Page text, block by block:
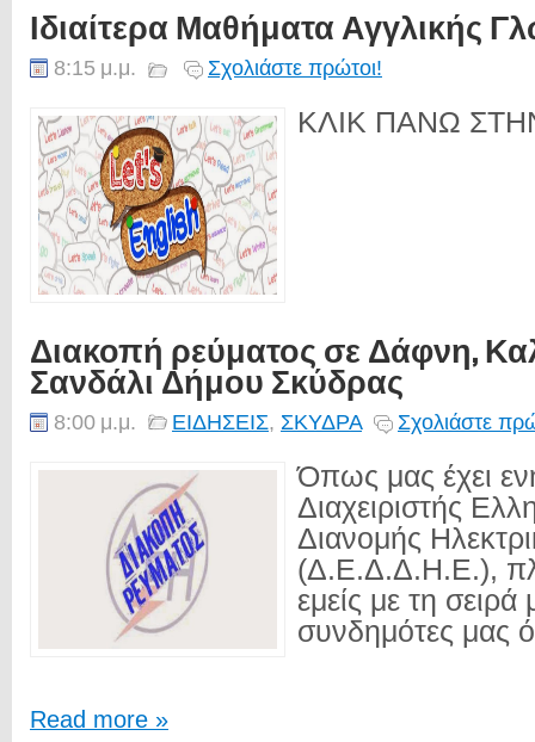
Ιδιαίτερα Μαθήματα Αγγλικής
8:15 μ.μ. Σχολιάστε πρώτοι!
ΚΛΙΚ ΠΑΝΩ
Διακοπή ρεύματος σε Δάφνη,
Σανδάλι Δήμου Σκύδρας
8:00 μ.μ. ΕΙΔΗΣΕΙΣ, ΣΚΥΔΡΑ Σχολιάστε
Όπως μας έχει
Διαχειριστής
Διανομής
(Δ.Ε.Δ.Δ.Η.Ε.),
εμείς με τη σειρά
συνδημότες μας
Read more »